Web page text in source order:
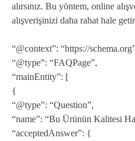
alırsınız. Bu yöntem, online
alışverişinizi daha rahat hale
“@context”: “https://
“@type”: “FAQPage”,
“mainEntity”: [
{
“@type”: “Question”,
“name”: “Bu Ürünün Kalitesi
“acceptedAnswer”: {